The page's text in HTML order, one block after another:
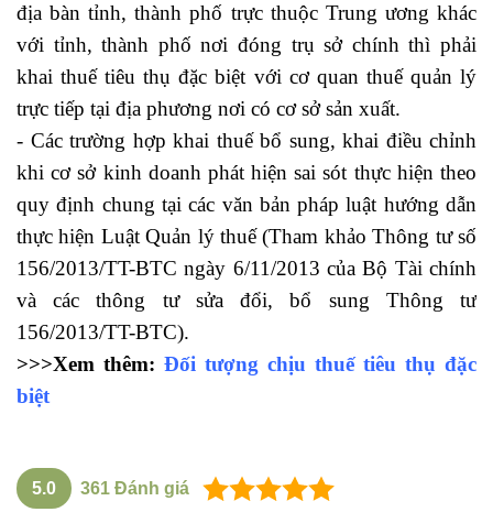
địa bàn tỉnh, thành phố trực thuộc Trung ương khác
với tỉnh, thành phố nơi đóng trụ sở chính thì phải
khai thuế tiêu thụ đặc biệt với cơ quan thuế quản lý
trực tiếp tại địa phương nơi có cơ sở sản xuất.
- Các trường hợp khai thuế bổ sung, khai điều chỉnh
khi cơ sở kinh doanh phát hiện sai sót thực hiện theo
quy định chung tại các văn bản pháp luật hướng dẫn
thực hiện Luật Quản lý thuế (Tham khảo Thông tư số
156/2013/TT-BTC ngày 6/11/2013 của Bộ Tài chính
và các thông tư sửa đổi, bổ sung Thông tư
156/2013/TT-BTC).
>>>Xem thêm: Đối tượng chịu thuế tiêu thụ đặc
biệt
5.0 361 Đánh giá